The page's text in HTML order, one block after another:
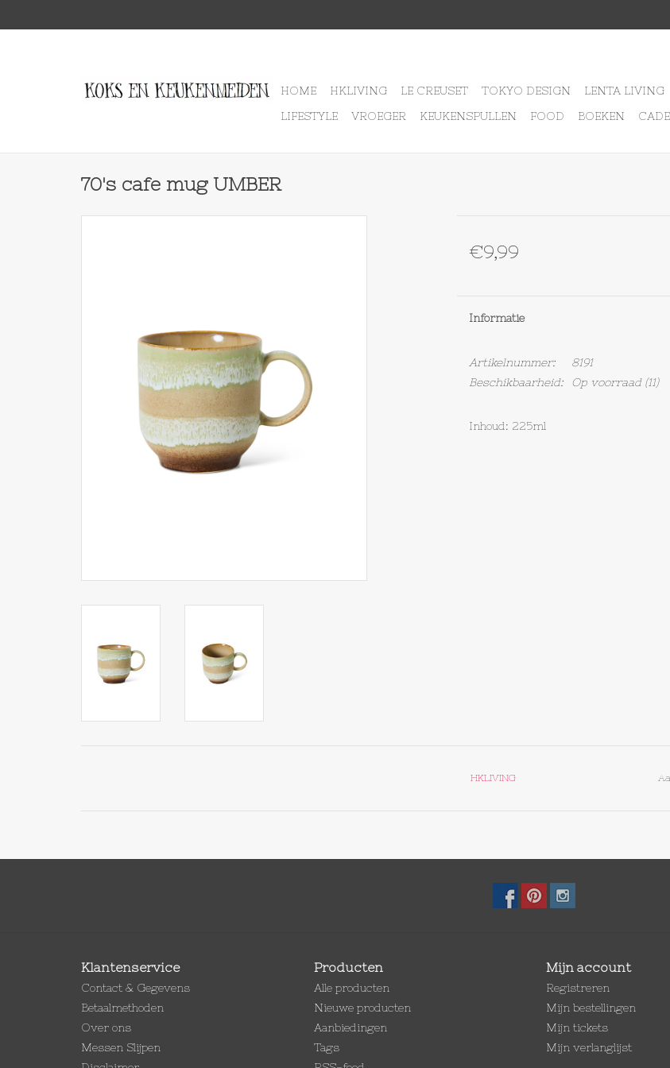
HOME HKLIVING LE CREUSET TOKYO DESIGN LENTA LIVING
LIFESTYLE
VROEGER KEUKENSPULLEN FOOD BOEKEN
70's cafe mug UMBER
€9,99
Informatie
Artikelnummer:
8191
Beschikbaarheid:
Op voorraad(11)
Inhoud: 225ml
HKLIVING
Klantenservice
Contact & Gegevens
Betaalmethoden
Over ons
Messen Slijpen
Producten
Alle producten
Nieuwe producten
Aanbiedingen
Tags
Mijn account
Registreren
Mijn bestellingen
Mijn tickets
Mijn verlanglijst